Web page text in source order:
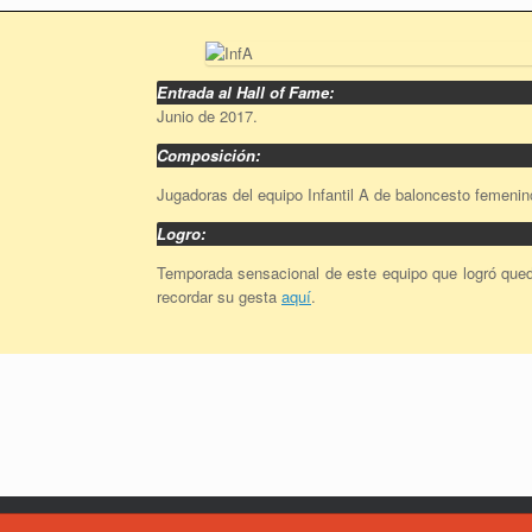
Entrada al Hall of Fame:
Junio de 2017.
Composición:
Jugadoras del equipo Infantil A de baloncesto
Logro:
Temporada sensacional de este equipo que logró
recordar su gesta aquí.